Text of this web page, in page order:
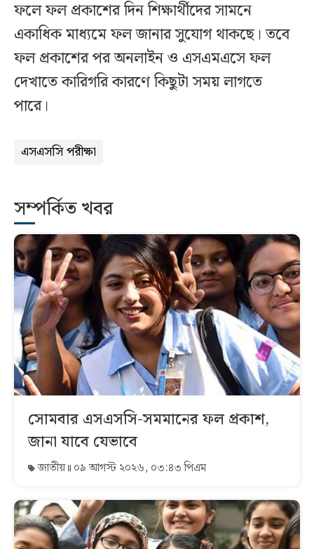
ফলে ফল প্রকাশের দিন শিক্ষার্থীদের সামনে
একাধিক মাধ্যমে ফল জানার সুযোগ থাকছে। তবে
ফল প্রকাশের পর অনলাইন ও এসএমএসে ফল
দেখাতে কারিগরি কারণে কিছুটা সময় লাগতে
পারে।
এসএসসি পরীক্ষা
সম্পর্কিত খবর
সোমবার এসএসসি-সমমানের ফল প্রকাশ,
জানা যাবে যেভাবে
জাতীয় ০৯ আগস্ট ২০২৬, ০৩:৪৩ পিএম